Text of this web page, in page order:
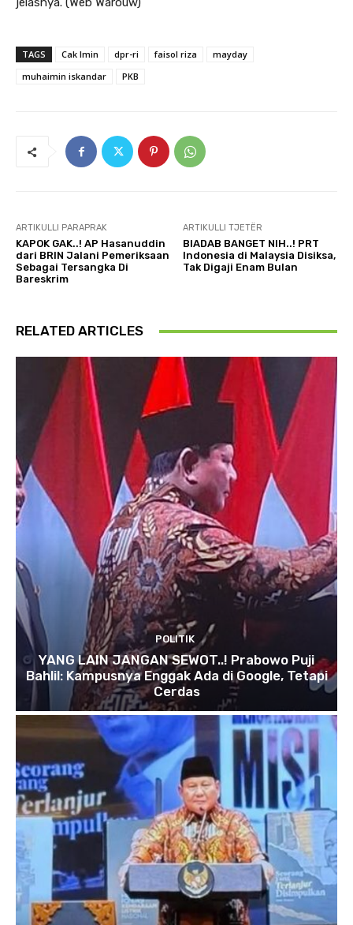
TAGS Cak Imin dpr-ri faisol riza
mayday
muhaimin iskandar
PKB
ARTIKULLI PARAPRAK
KAPOK GAK..! AP Hasanuddin
dari BRIN Jalani Pemeriksaan
Sebagai Tersangka Di
Bareskrim
ARTIKULLI TJETËR
BIADAB BANGET NIH..! PRT
Indonesia di Malaysia Disiksa,
Tak Digaji Enam Bulan
RELATED ARTICLES
POLITIK
YANG LAIN JANGAN SEWOT..! Prabowo Puji
Bahlil: Kampusnya Enggak Ada di Google, Tetapi
Cerdas